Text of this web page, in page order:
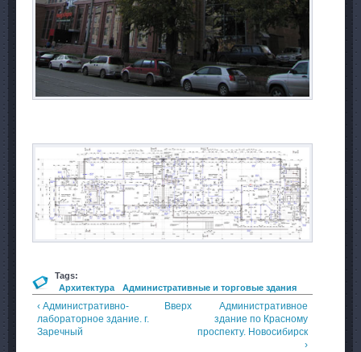
Tags:
Архитектура
Административные и торговые здания
‹ Административно-
лабораторное здание. г.
Заречный
Вверх
Административное
здание по Красному
проспекту. Новосибирск
›